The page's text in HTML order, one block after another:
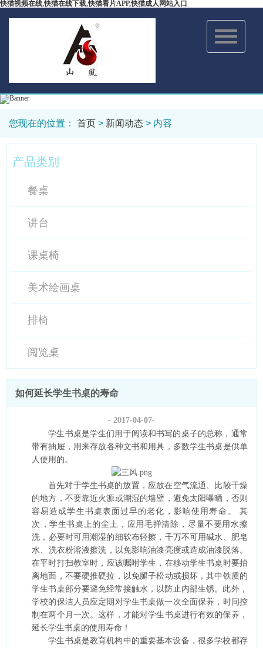
快猫视频在线,快猫在线下载,快猫看片APP,快猫成人网站入口
Toggle
navigation
您现在的位置： 首页 > 新闻动态 > 内容
产品类别
餐桌
讲台
课桌椅
美术绘画桌
排椅
阅览桌
如何延长学生书桌的寿命
- 2017-04-07-
学生书桌是学生们用于阅读和书写的桌子的总称，通常
带有抽屉，用来存放各种文书和用具，多数学生书桌是供单
人使用的。
首先对于学生书桌的放置，应放在空气流通、比较干燥
的地方，不要靠近火源或潮湿的墙壁，避免太阳曝晒，否则
容易造成学生书桌表面过早的老化，影响使用寿命。
其
次，学生书桌上的尘土，应用毛掸清除，尽量不要用水擦
洗，必要时可用潮湿的细软布轻擦，千万不可用碱水、肥皂
水、洗衣粉溶液擦洗，以免影响油漆亮度或造成油漆脱落。
在平时打扫教室时，应该嘱咐学生，在移动学生书桌时要抬
离地面，不要硬推硬拉，以免腿子松动或损坏，其中铁质的
学生书桌部分要避免经常接触水，以防止内部生锈。此外，
学校的保洁人员应定期对学生书桌做一次全面保养，时间控
制在两个月一次。这样，才能对学生书桌进行有效的保养，
延长学生书桌的使用寿命！
学生书桌是教育机构中的重要基本设备，很多学校都存